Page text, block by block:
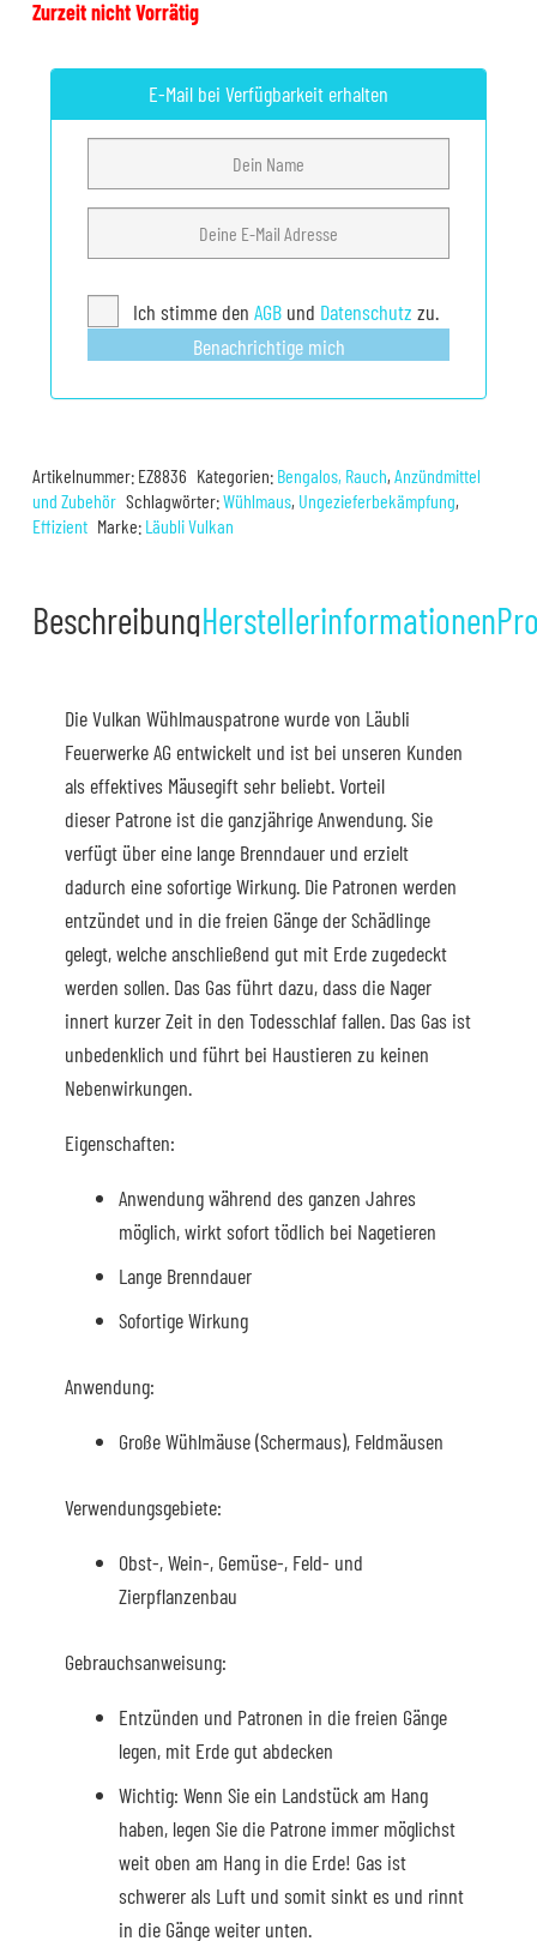
Zurzeit nicht Vorrätig
E-Mail bei Verfügbarkeit erhalten
Ich stimme denAGB und Datenschutz zu.
Benachrichtige mich
Artikelnummer: EZ8836 Kategorien: Bengalos, Rauch,Anzündmittel
und Zubehör Schlagwörter:Wühlmaus, Ungezieferbekämpfung,
Effizient Marke: Läubli Vulkan
BeschreibungHerstellerinformationen
Die Vulkan Wühlmauspatrone wurde von Läubli
Feuerwerke AG entwickelt und ist bei unseren Kunden
als effektives Mäusegift sehr beliebt. Vorteil
dieser Patrone ist die ganzjährige Anwendung. Sie
verfügt über eine lange Brenndauer und erzielt
dadurch eine sofortige Wirkung. Die Patronen werden
entzündet und in die freien Gänge der Schädlinge
gelegt, welche anschließend gut mit Erde zugedeckt
werden sollen. Das Gas führt dazu, dass die Nager
innert kurzer Zeit in den Todesschlaf fallen. Das Gas ist
unbedenklich und führt bei Haustieren zu keinen
Nebenwirkungen.
Eigenschaften:
Anwendung während des ganzen Jahres
möglich, wirkt sofort tödlich bei Nagetieren
Lange Brenndauer
Sofortige Wirkung
Anwendung:
Große Wühlmäuse (Schermaus), Feldmäusen
Verwendungsgebiete:
Obst-, Wein-, Gemüse-, Feld- und
Zierpflanzenbau
Gebrauchsanweisung:
Entzünden und Patronen in die freien Gänge
legen, mit Erde gut abdecken
Wichtig: Wenn Sie ein Landstück am Hang
haben, legen Sie die Patrone immer möglichst
weit oben am Hang in die Erde! Gas ist
schwerer als Luft und somit sinkt es und rinnt
in die Gänge weiter unten.